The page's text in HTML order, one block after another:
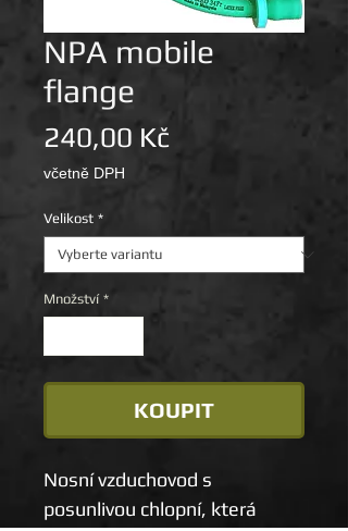
NPA mobile
flange
240,00 KčCena
včetně DPH
Velikost *
Množství *
KOUPIT
Nosní vzduchovod s
posunlivou chlopní, která